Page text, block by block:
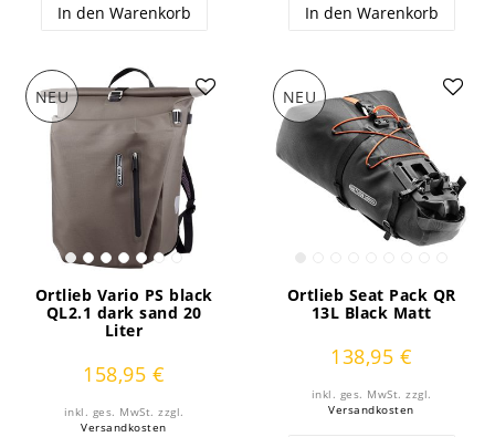
In den Warenkorb In den Warenkorb
NEU
Ortlieb Vario PS black
QL2.1 dark sand 20
Liter
158,95 €
inkl. ges. MwSt. zzgl.
Versandkosten
NEU
Ortlieb Seat Pack QR
13L Black Matt
138,95 €
inkl. ges. MwSt. zzgl.
Versandkosten